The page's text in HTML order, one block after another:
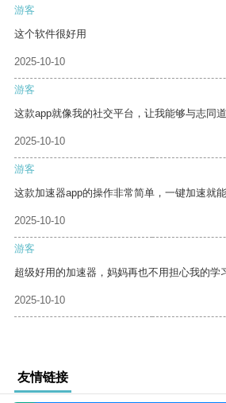
游客
这个软件很好用
2025-10-10
游客
这款app就像我的社交平台，让我能够与志同
2025-10-10
游客
这款加速器app的操作非常简单，一键加速就
2025-10-10
游客
超级好用的加速器，妈妈再也不用担心我的学
2025-10-10
友情链接